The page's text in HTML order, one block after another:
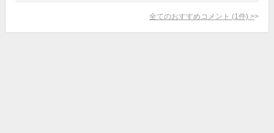
全てのおすすめコメント (1 件) >